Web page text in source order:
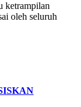
ketrampilan
oleh seluruh